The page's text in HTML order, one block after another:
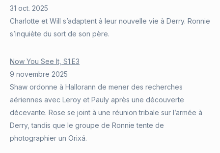
31 oct. 2025
Charlotte et Will s’adaptent à leur nouvelle vie à Derry. Ronnie
s’inquiète du sort de son père.
Now You See It, S1.E3
9 novembre 2025
Shaw ordonne à Hallorann de mener des recherches
aériennes avec Leroy et Pauly après une découverte
décevante. Rose se joint à une réunion tribale sur l’armée à
Derry, tandis que le groupe de Ronnie tente de
photographier un Orixá.